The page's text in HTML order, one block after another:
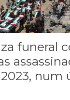
funeral
num